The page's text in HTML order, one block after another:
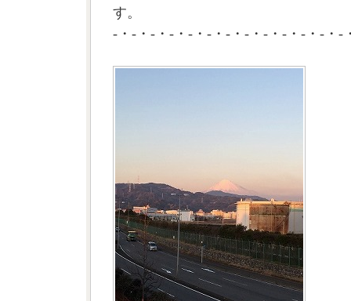
す。
-・-・-・-・-・-・-・-・-・-・-・-・-